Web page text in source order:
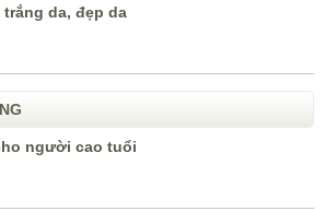
da, đẹp da
người cao tuổi